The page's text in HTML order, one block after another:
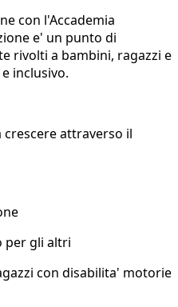
con l'Accademia
e' un punto di
rivolti a bambini, ragazzi e
inclusivo.
attraverso il
per gli altri
con disabilita' motorie